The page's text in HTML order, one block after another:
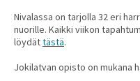
Nivalassa on tarjolla 32 eri
nuorille. Kaikki viikon
löydättästä.
Jokilatvan opisto on mukana